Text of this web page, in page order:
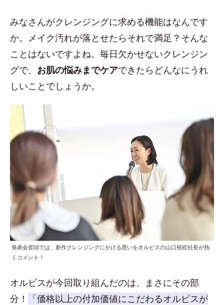
みなさんがクレンジングに求める機能はなんです
か。メイク汚れが落とせたらそれで満足？そんな
ことはないですよね。毎日欠かせないクレンジン
グで、 お肌の悩みまでケアできたらどんなにうれ
しいことでしょうか。
発表会冒頭では、新作クレンジングにかける思いをオルビスの山口裕絵社長が熱
くコメント！
オルビスが今回取り組んだのは、まさにその部
分！
「価格以上の付加価値にこだわるオルビスが